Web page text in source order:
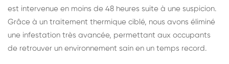
est intervenue en moins de 48 heures suite à une suspicion.
Grâce à un traitement thermique ciblé, nous avons éliminé
une infestation très avancée, permettant aux occupants
de retrouver un environnement sain en un temps record.